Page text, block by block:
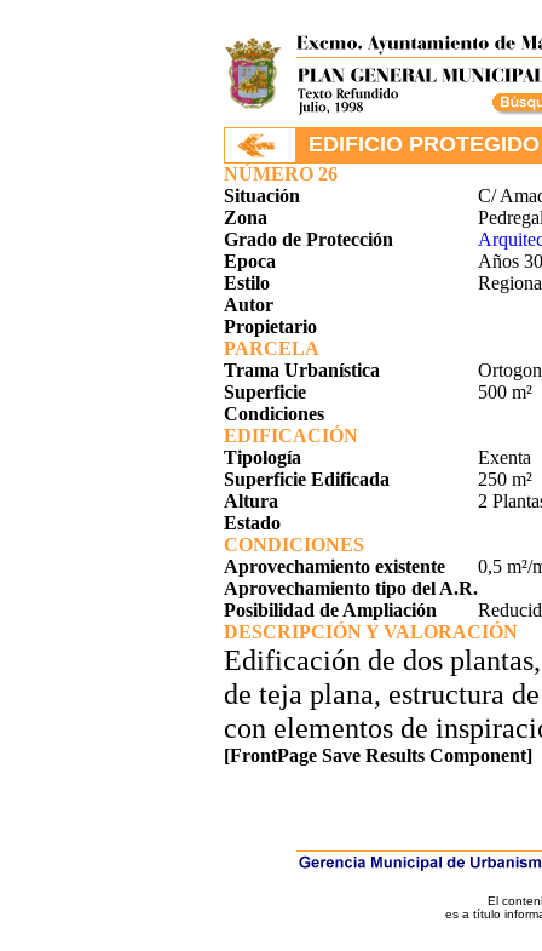
EDIFICIO
NÚMERO 26
Situación
C/
Zona
Grado de Protección
Epoca
Años
Estilo
Autor
Propietario
PARCELA
Trama Urbanística
Superficie
500 m²
Condiciones
EDIFICACIÓN
Tipología
Exenta
Superficie Edificada
250 m²
Altura
2
Estado
CONDICIONES
Aprovechamiento existente
0,5 m²/
Aprovechamiento tipo del A.R.
Posibilidad de Ampliación
DESCRIPCIÓN Y VALORACIÓN
Edificación de dos
de teja plana, estructura
con elementos de
[FrontPage Save Results Component]
El
es a título